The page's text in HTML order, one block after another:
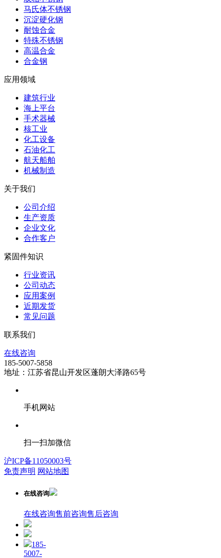
马氏体不锈钢
沉淀硬化钢
耐蚀合金
特殊不锈钢
高温合金
合金钢
应用领域
建筑行业
海上平台
手术器械
核工业
化工设备
石油化工
航天船舶
机械制造
关于我们
公司介绍
生产资质
企业文化
合作客户
紧固件知识
行业资讯
公司动态
应用案例
近期发货
常见问题
联系我们
在线咨询
185-5007-5858
地址：江苏省昆山开发区蓬朗大泽路65号
手机网站
扫一扫加微信
沪ICP备11050003号
免责声明 网站地图
在线咨询
在线咨询售前咨询售后咨询
185-
5007-